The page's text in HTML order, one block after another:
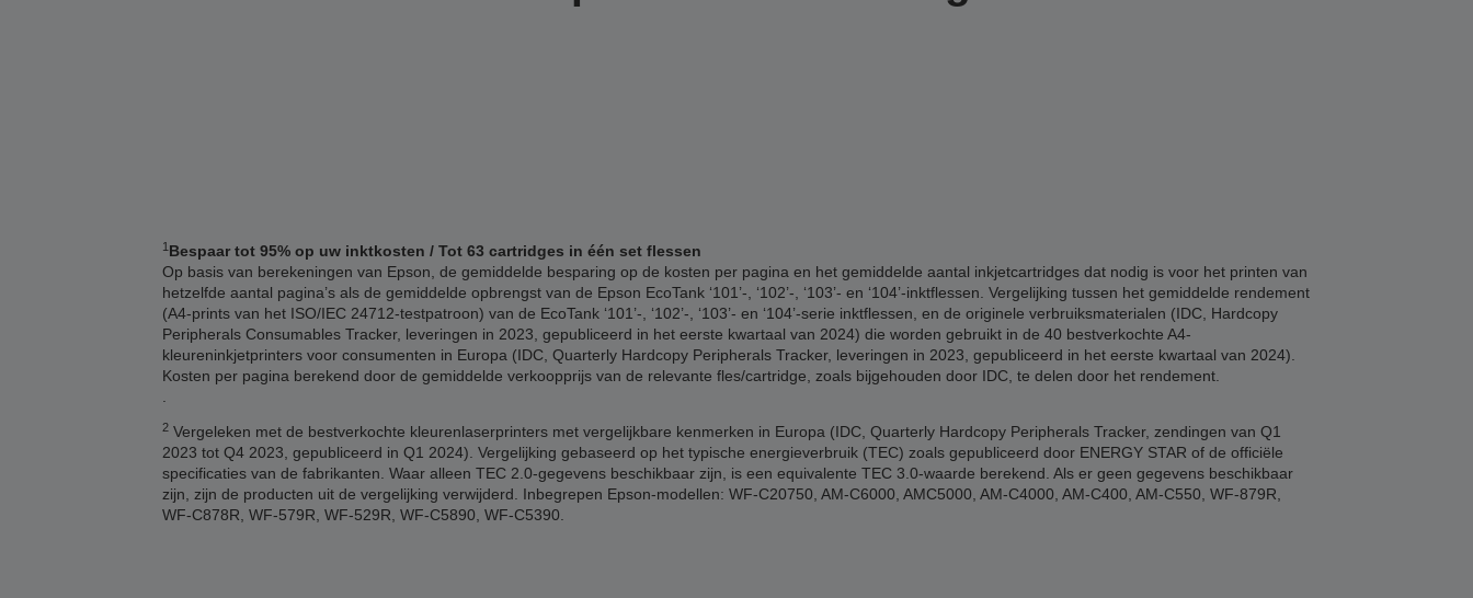
1Bespaar tot 95% op uw inktkosten / Tot 63 cartridges in één set flessen
Op basis van berekeningen van Epson, de gemiddelde besparing op de kosten per pagina en het gemiddelde aantal inkjetcartridges dat nodig is voor het printen van
hetzelfde aantal pagina’s als de gemiddelde opbrengst van de Epson EcoTank ‘101’-, ‘102’-, ‘103’- en ‘104’-inktflessen. Vergelijking tussen het gemiddelde rendement
(A4-prints van het ISO/IEC 24712-testpatroon) van de EcoTank ‘101’-, ‘102’-, ‘103’- en ‘104’-serie inktflessen, en de originele verbruiksmaterialen (IDC, Hardcopy
Peripherals Consumables Tracker, leveringen in 2023, gepubliceerd in het eerste kwartaal van 2024) die worden gebruikt in de 40 bestverkochte A4-
kleureninkjetprinters voor consumenten in Europa (IDC, Quarterly Hardcopy Peripherals Tracker, leveringen in 2023, gepubliceerd in het eerste kwartaal van 2024).
Kosten per pagina berekend door de gemiddelde verkoopprijs van de relevante fles/cartridge, zoals bijgehouden door IDC, te delen door het rendement.
2Vergeleken met de bestverkochte kleurenlaserprinters met vergelijkbare kenmerken in Europa (IDC, Quarterly Hardcopy Peripherals Tracker, zendingen van Q1
2023 tot Q4 2023, gepubliceerd in Q1 2024). Vergelijking gebaseerd op het typische energieverbruik (TEC) zoals gepubliceerd door ENERGY STAR of de officiële
specificaties van de fabrikanten. Waar alleen TEC 2.0-gegevens beschikbaar zijn, is een equivalente TEC 3.0-waarde berekend. Als er geen gegevens beschikbaar
zijn, zijn de producten uit de vergelijking verwijderd. Inbegrepen Epson-modellen: WF-C20750, AM-C6000, AMC5000, AM-C4000, AM-C400, AM-C550, WF-879R,
WF-C878R, WF-579R, WF-529R, WF-C5890, WF-C5390.